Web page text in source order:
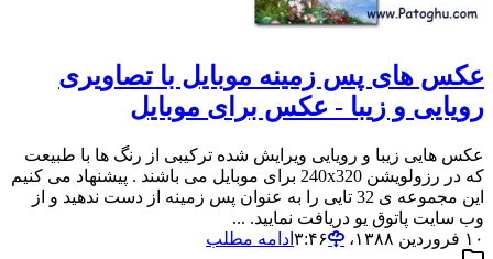
عکس های پس زمینه موبایل با تصاویری
رویایی و زیبا - عکس برای موبایل
عکس هایی زیبا و رویایی ویرایش شده ترکیبی از رنگ ها با طبیعت
که در رزولویشن 240x320 برای موبایل می باشند . پیشنهاد می کنیم
این مجموعه ی 32 تایی را به عنوان پس زمینه از دست ندهید و از
وب سایت پاتوق یو دریافت نمایید. ...
۱۰ فروردین ۱۳۸۸،‏ ۳:۴۶
ادامه مطلب